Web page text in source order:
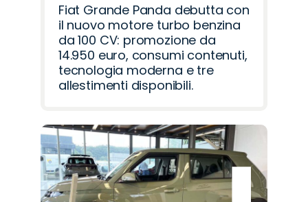
Fiat Grande Panda debutta con
il nuovo motore turbo benzina
da 100 CV: promozione da
14.950 euro, consumi contenuti,
tecnologia moderna e tre
allestimenti disponibili.